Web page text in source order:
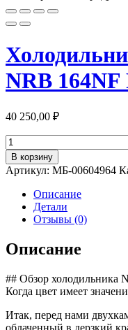
NRB 164NF
40 250,00 ₽
Количество
товара
Холодильник
NORDFROST
NRB
164NF
В корзину
Артикул: МБ-00604964
Описание
Детали
Отзывы (0)
Описание
## Обзор холодильника
Когда цвет имеет
Итак, перед нами
облаченный в дерзкий